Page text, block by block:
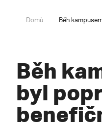
Domů Běh
Běh
byl